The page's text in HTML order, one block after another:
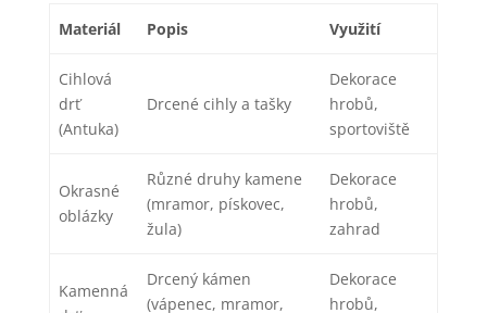
Materiál Popis Využití
Cihlová
drť
(Antuka)
Drcené cihly a tašky
Dekorace
hrobů,
sportoviště
Okrasné
oblázky
Různé druhy kamene
(mramor, pískovec,
žula)
Dekorace
hrobů,
zahrad
Kamenná
Drcený kámen
(vápenec, mramor,
Dekorace
hrobů,